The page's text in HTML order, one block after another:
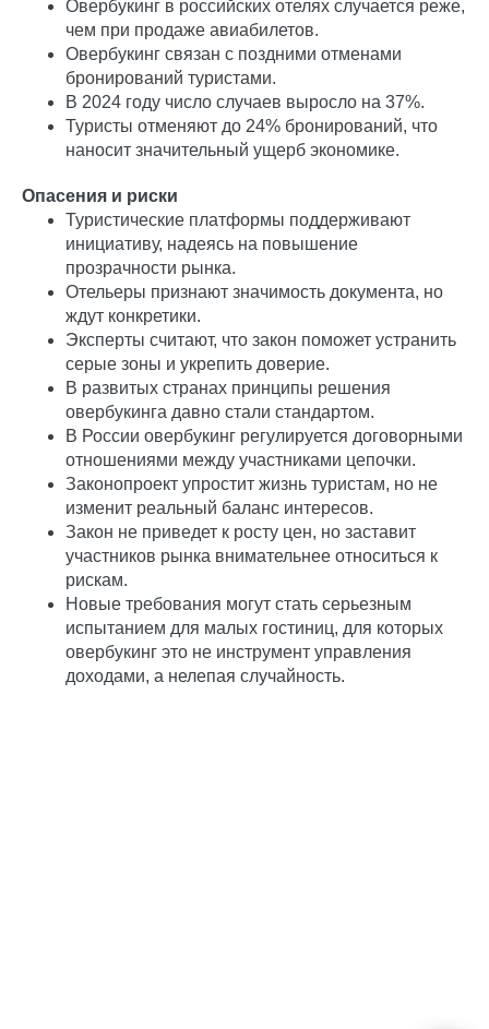
Овербукинг в российских отелях случается реже,
чем при продаже авиабилетов.
Овербукинг связан с поздними отменами
бронирований туристами.
В 2024 году число случаев выросло на 37%.
Туристы отменяют до 24% бронирований, что
наносит значительный ущерб экономике.
Опасения и риски
Туристические платформы поддерживают
инициативу, надеясь на повышение
прозрачности рынка.
Отельеры признают значимость документа, но
ждут конкретики.
Эксперты считают, что закон поможет устранить
серые зоны и укрепить доверие.
В развитых странах принципы решения
овербукинга давно стали стандартом.
В России овербукинг регулируется договорными
отношениями между участниками цепочки.
Законопроект упростит жизнь туристам, но не
изменит реальный баланс интересов.
Закон не приведет к росту цен, но заставит
участников рынка внимательнее относиться к
рискам.
Новые требования могут стать серьезным
испытанием для малых гостиниц, для которых
овербукинг это не инструмент управления
доходами, а нелепая случайность.
Только для профи
Читайте в Telegram